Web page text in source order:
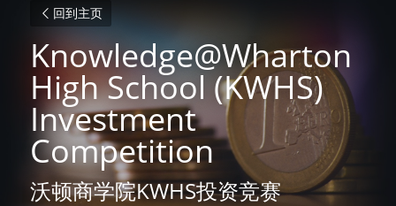
回到主页
Knowledge@Wharton
High School (KWHS)
Investment
Competition
沃顿商学院KWHS投资竞赛